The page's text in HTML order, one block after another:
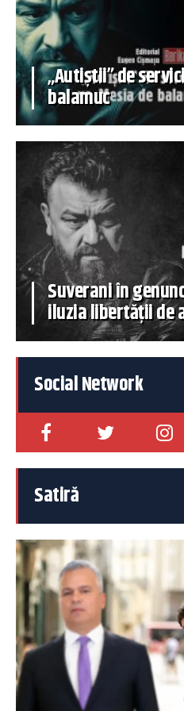
„Autiștii” de
balamuc
Suverani în
iluzia libertății de
Social Network
Satiră